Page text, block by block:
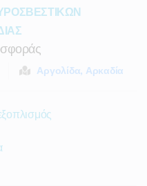
Αργολίδα, Αρκαδία